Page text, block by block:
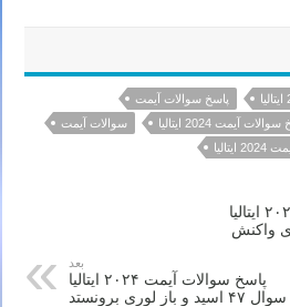
پاسخ سوالات آیمت
آیمت 2024 ایتالیا
سوالات آیمت
پاسخ سوالات آیمت ۲۰۲۴ ایتالیا
واکنش
بعد
پاسخ سوالات آیمت ۲۰۲۴ ایتالیا
سوال ۴۷ اسید و باز لوری برونستد